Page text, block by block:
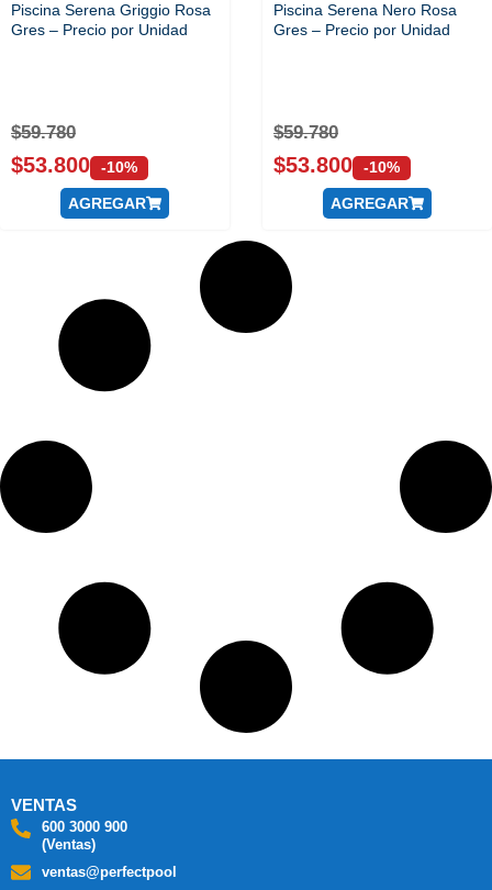
Piscina Serena Griggio Rosa
Gres – Precio por Unidad
$59.780
$53.800 -10%
AGREGAR
Piscina Serena Nero Rosa
Gres – Precio por Unidad
$59.780
$53.800 -10%
AGREGAR
VENTAS
600 3000 900
(Ventas)
ventas@perfectpool